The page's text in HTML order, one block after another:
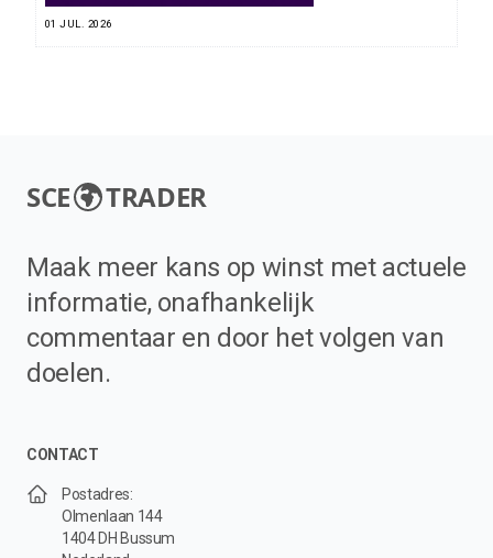
01 JUL. 2026
SCE TRADER
Maak meer kans op winst met actuele
informatie, onafhankelijk
commentaar en door het volgen van
doelen.
CONTACT
Postadres:
Olmenlaan 144
1404 DH Bussum